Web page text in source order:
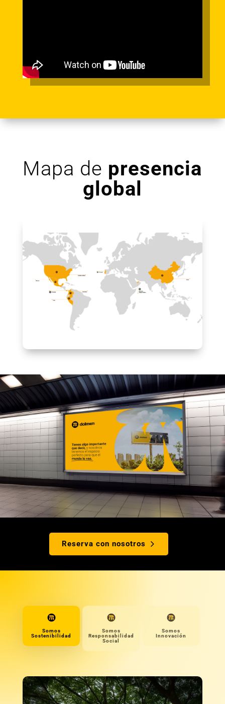
Mapa de presencia
global
Reserva con nosotros
Somos
Sostenibilidad
Somos
Responsabilidad
Social
Somos
Innovación